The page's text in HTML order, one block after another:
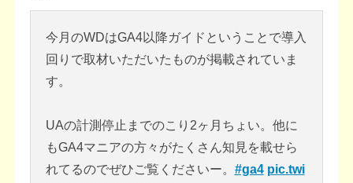
今月のWDはGA4以降ガイドということで導入
回りで取材いただいたものが掲載されていま
す。
UAの計測停止までのこり2ヶ月ちょい。他に
もGA4マニアの方々がたくさん知見を載せら
れてるのでぜひご覧くださいー。 #ga4 pic.twi